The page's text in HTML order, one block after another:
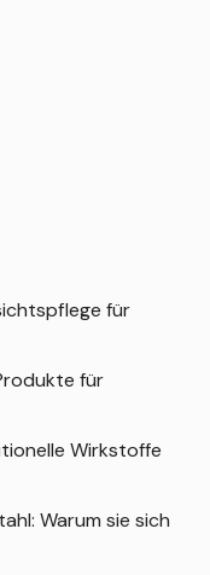
für
für
Wirkstoffe
Warum sie sich